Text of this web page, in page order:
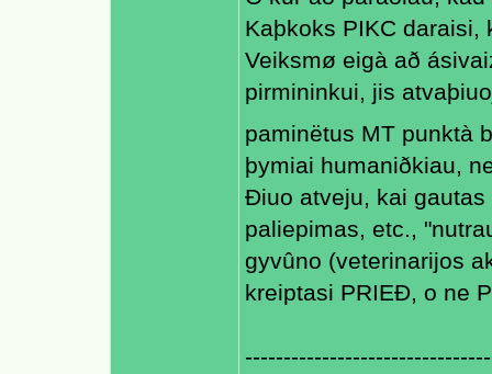
Kaþkoks PIKC
Veiksmø eigà að
pirmininkui, jis
paminëtus MT punktà
þymiai humaniðkiau,
Ðiuo atveju, kai
paliepimas, etc.,
gyvûno (veterinarijos
kreiptasi PRIEÐ, o ne